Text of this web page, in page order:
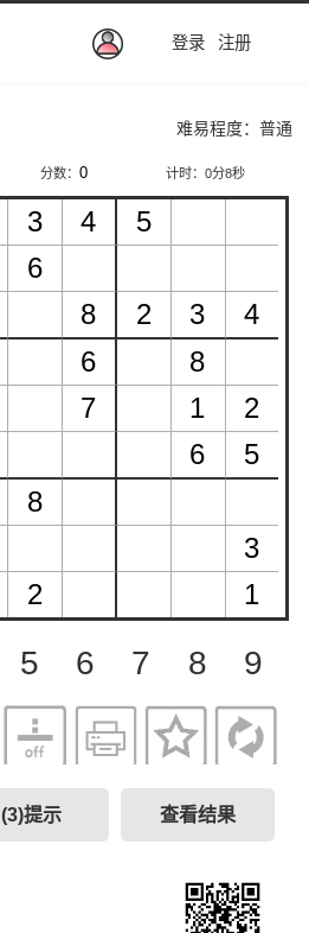
登录 注册
难易程度：普通
分数： 计时：0分8秒
5 6 7 8 9
(3)提示 查看结果